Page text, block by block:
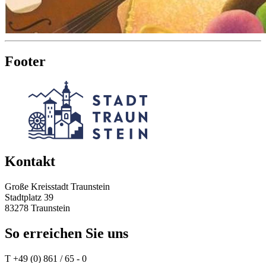
Footer
Kontakt
Große Kreisstadt Traunstein
Stadtplatz 39
83278 Traunstein
So erreichen Sie uns
T +49 (0) 861 / 65 - 0